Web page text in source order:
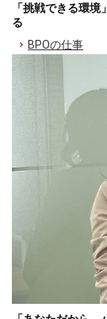
「挑戦できる環
る
BPOの仕事